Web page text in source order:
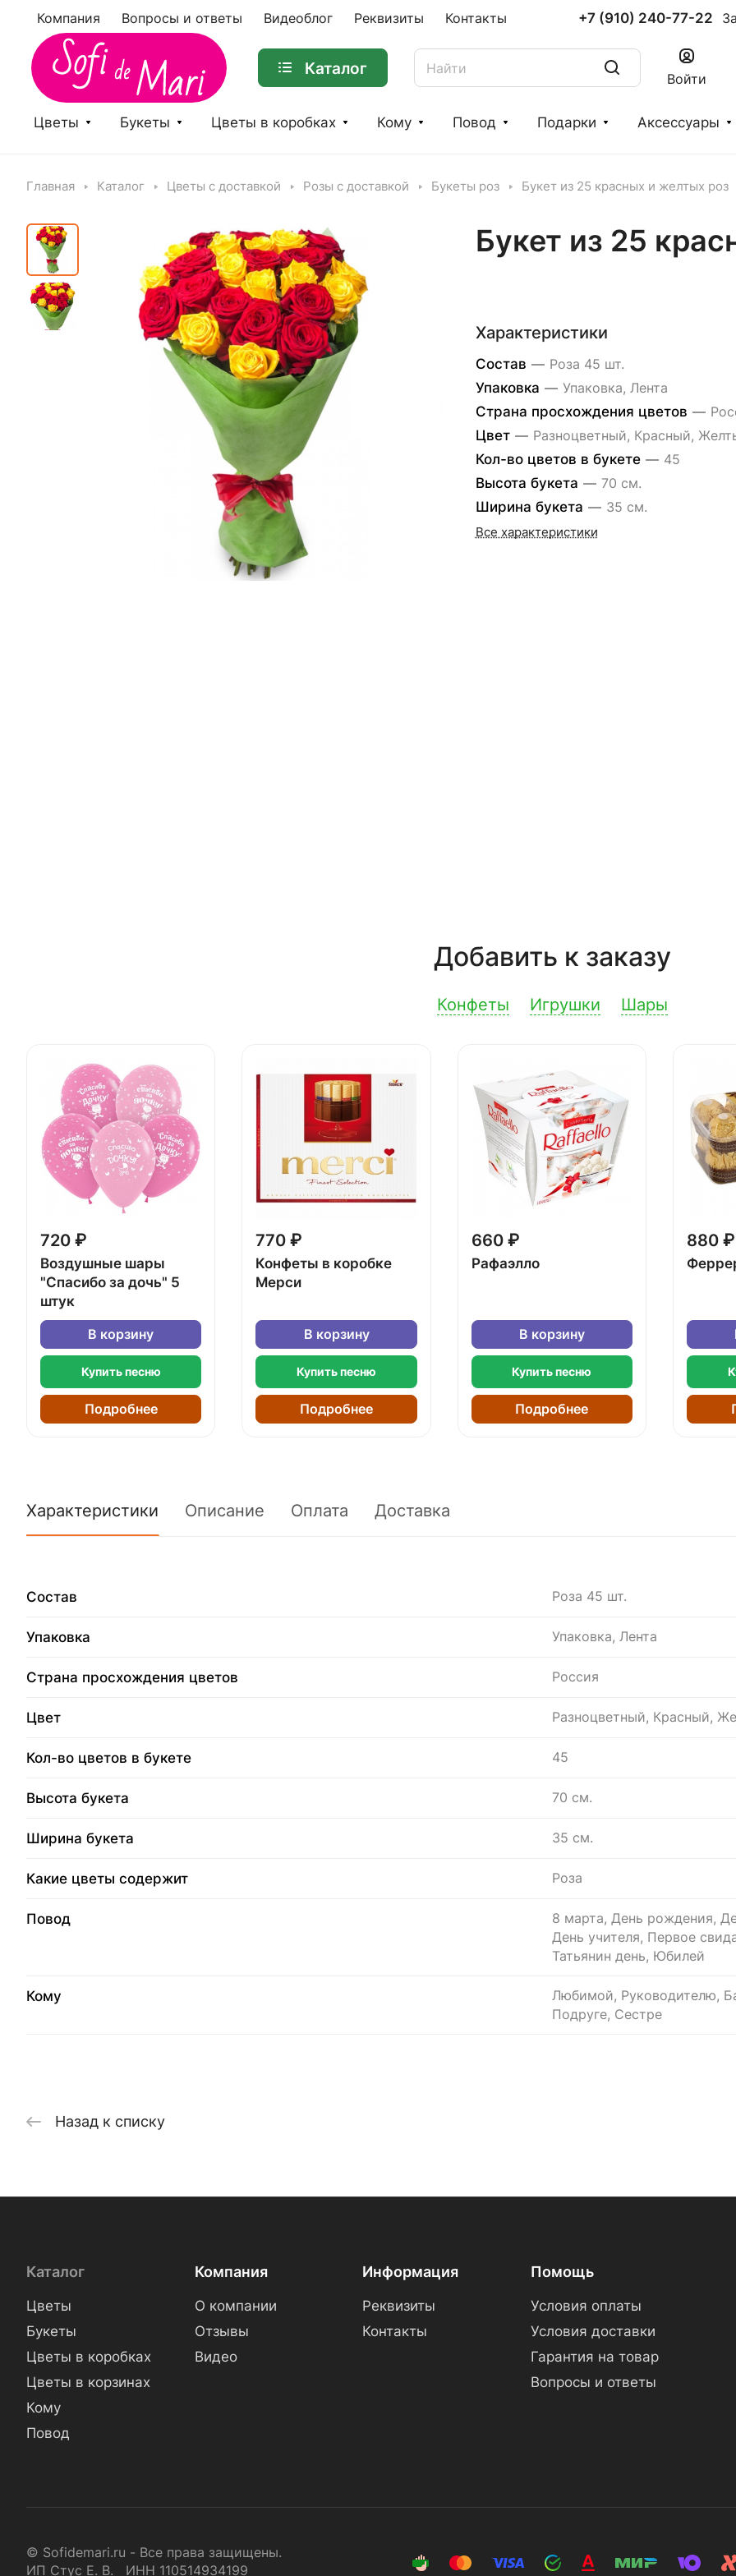
Компания Вопросы и ответы Видеоблог Реквизиты Контакты +7 (910) 240-77-22
Каталог
Войти
Цветы Букеты Цветы в коробках Кому Повод Подарки Аксессуары
Главная Каталог Цветы с доставкой Розы с доставкой Букеты роз Букет из 25 красных и желтых роз
Букет из 25
Характеристики
Состав — Роза 45 шт.
Упаковка — Упаковка, Лента
Страна просхождения цветов —
Цвет — Разноцветный, Красный,
Кол-во цветов в букете — 45
Высота букета — 70 см.
Ширина букета — 35 см.
Все характеристики
Добавить к заказу
Конфеты Игрушки Шары
720 ₽
Воздушные шары
"Спасибо за дочь" 5
штук
В корзину
Купить песню
Подробнее
770 ₽
Конфеты в коробке
Мерси
В корзину
Купить песню
Подробнее
660 ₽
Рафаэлло
В корзину
Купить песню
Подробнее
880 ₽
Характеристики Описание Оплата Доставка
Состав Роза 45 шт.
Упаковка Упаковка, Лента
Страна просхождения цветов Россия
Цвет Разноцветный, Красный,
Кол-во цветов в букете 45
Высота букета 70 см.
Ширина букета 35 см.
Какие цветы содержит Роза
Повод
8 марта, День рождения,
День учителя, Первое
Татьянин день, Юбилей
Кому
Любимой, Руководителю,
Подруге, Сестре
Назад к списку
Каталог
Цветы
Букеты
Цветы в коробках
Цветы в корзинах
Кому
Повод
Компания
О компании
Отзывы
Видео
Информация
Реквизиты
Контакты
Помощь
Условия оплаты
Условия доставки
Гарантия на товар
Вопросы и ответы
© Sofidemari.ru - Все права защищены.
ИП Стус Е. В. ИНН 110514934199